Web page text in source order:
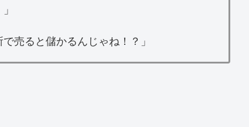
売ると儲かるんじゃね！？」